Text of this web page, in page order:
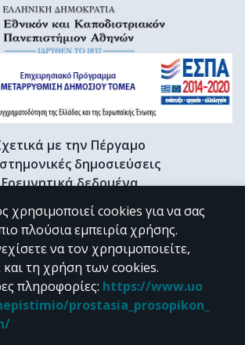
με την Πέργαμο
δημοσιεύσεις
Ερευνητικά δεδομένα
διατριβές & Γκρίζα βιβλιογραφία
Προφίλ Ερευνητή
CC BY-NC 4.0
διαφορετικά, το υλικό της "Περγάμου" διατίθεται
χρησιμοποιεί cookies για να σας
πλούσια εμπειρία χρήσης.
να τον χρησιμοποιείτε,
τη χρήση των cookies.
πληροφορίες: https://www.uo
prostasia_prosopikon_